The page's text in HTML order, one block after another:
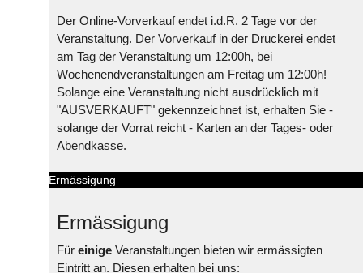
Der Online-Vorverkauf endet i.d.R. 2 Tage vor der
Veranstaltung. Der Vorverkauf in der Druckerei endet
am Tag der Veranstaltung um 12:00h, bei
Wochenendveranstaltungen am Freitag um 12:00h!
Solange eine Veranstaltung nicht ausdrücklich mit
"AUSVERKAUFT" gekennzeichnet ist, erhalten Sie -
solange der Vorrat reicht - Karten an der Tages- oder
Abendkasse.
Ermässigung
Ermässigung
Für einige Veranstaltungen bieten wir ermässigten
Eintritt an. Diesen erhalten bei uns: